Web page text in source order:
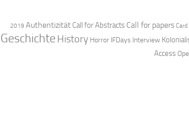
2019 Authentizität Call for Abstracts Call for papers Card
Geschichte History Horror IFDays Interview
Access